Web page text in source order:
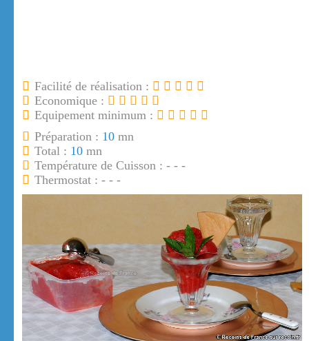
Facilité de réalisation :
Economique :
Equipement minimum :
Préparation : 10 mn
Total : 10 mn
Température de Cuisson : - - -
Thermostat : - - -